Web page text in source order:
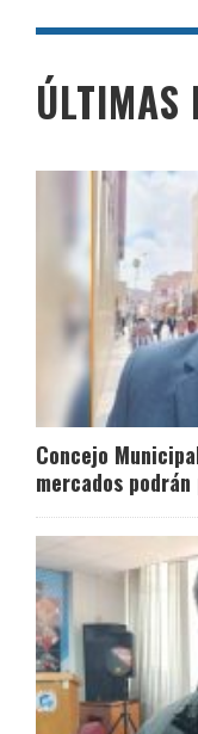
ÚLTIMAS
Concejo
mercados